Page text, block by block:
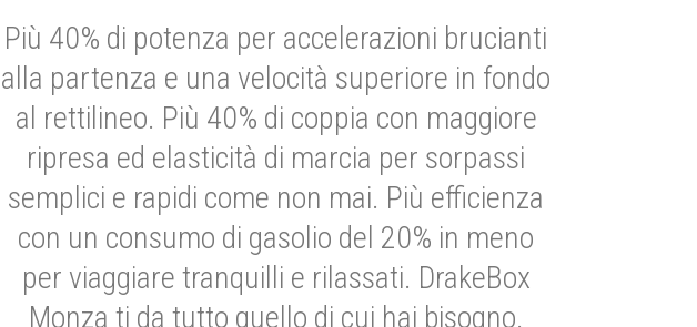
Più 40% di potenza per accelerazioni brucianti
alla partenza e una velocità superiore in fondo
al rettilineo. Più 40% di coppia con maggiore
ripresa ed elasticità di marcia per sorpassi
semplici e rapidi come non mai. Più efficienza
con un consumo di gasolio del 20% in meno
per viaggiare tranquilli e rilassati. DrakeBox
Monza ti da tutto quello di cui hai bisogno.